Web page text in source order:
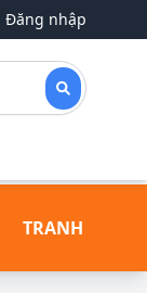
Đăng nhập
TRANH ĐỒNG